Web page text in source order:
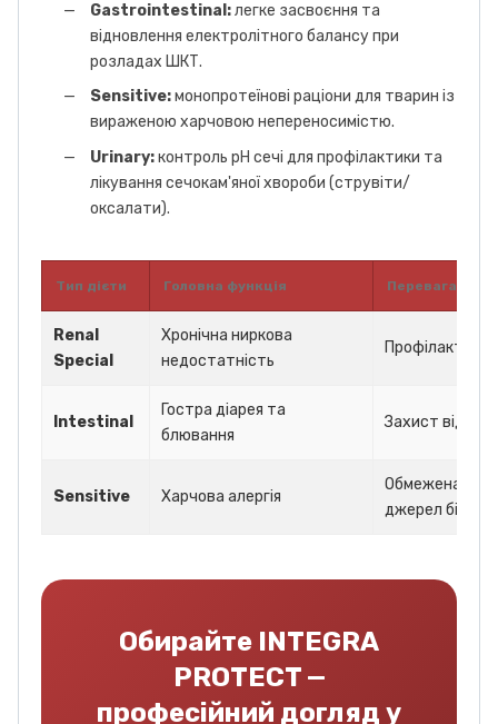
Gastrointestinal:легке засвоєння та
відновлення електролітного балансу при
розладах ШКТ.
Sensitive:монопротеїнові раціони для тварин із
вираженою харчовою непереносимістю.
Urinary:контроль pH сечі для профілактики та
лікування сечокам'яної хвороби (струвіти/
оксалати).
Тип дієти Головна функція Перевага
Renal
Special
Хронічна ниркова
недостатність
Профілактика
Intestinal
Гостра діарея та
блювання
Захист від
Sensitive Харчова алергія
Обмежена
джерел білка
Обирайте INTEGRA
PROTECT —
професійний догляд у